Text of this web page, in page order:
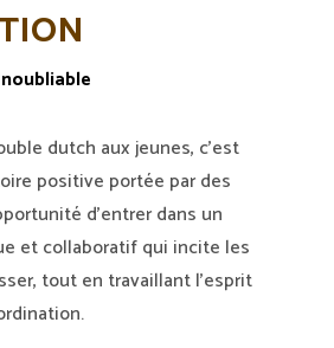
dutch aux jeunes, c’est
positive portée par des
d’entrer dans un
et collaboratif qui incite les
tout en travaillant l’esprit